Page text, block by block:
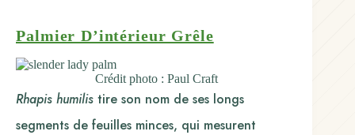
Palmier D’intérieur Grêle
Crédit photo : Paul Craft
Rhapis humilis tire son nom de ses longs
segments de feuilles minces, qui mesurent